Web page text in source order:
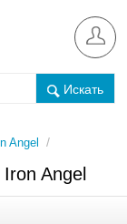
Искать
Angel /
Angel